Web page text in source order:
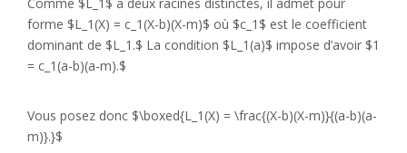
forme $L_1(X) = c_1(X-b)(X-m)$ où $c_1$ est le coefficient
dominant de $L_1.$ La condition $L_1(a)$ impose d’avoir $1
= c_1(a-b)(a-m).$
Vous posez donc $\boxed{L_1(X) = \frac{(X-b)(X-m)}{(a-b)(a-
m)}.}$